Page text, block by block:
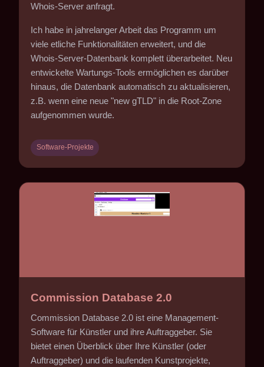
Whois-Server anfragt.
Ich habe in jahrelanger Arbeit das Programm um
viele etliche Funktionalitäten erweitert, und die
Whois-Server-Datenbank komplett überarbeitet. Neu
entwickelte Wartungs-Tools ermöglichen es darüber
hinaus, die Datenbank automatisch zu aktualisieren,
z.B. wenn eine neue "new gTLD" in die Root-Zone
aufgenommen wurde.
Software-Projekte
Commission Database 2.0
Commission Database 2.0 ist eine Management-
Software für Künstler und ihre Auftraggeber. Sie
bietet einen Überblick über Ihre Künstler (oder
Auftraggeber) und die laufenden Kunstprojekte,